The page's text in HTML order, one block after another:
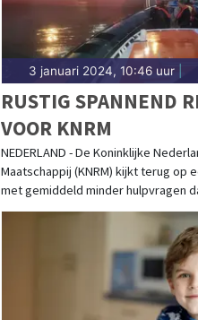
3 januari 2024, 10:46 uur|
RUSTIG SPANNEND
VOOR KNRM
NEDERLAND - De Koninklijke
Maatschappij (KNRM) kijkt terug op
met gemiddeld minder hulpvragen